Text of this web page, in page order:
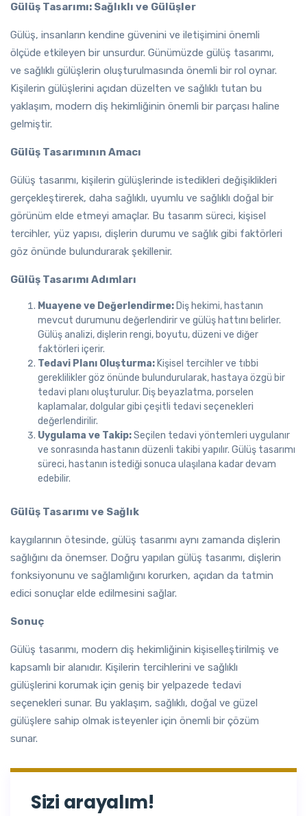
Gülüş Tasarımı: Sağlıklı ve Gülüşler
Gülüş, insanların kendine güvenini ve iletişimini önemli
ölçüde etkileyen bir unsurdur. Günümüzde gülüş tasarımı,
ve sağlıklı gülüşlerin oluşturulmasında önemli bir rol oynar.
Kişilerin gülüşlerini açıdan düzelten ve sağlıklı tutan bu
yaklaşım, modern diş hekimliğinin önemli bir parçası haline
gelmiştir.
Gülüş Tasarımının Amacı
Gülüş tasarımı, kişilerin gülüşlerinde istedikleri değişiklikleri
gerçekleştirerek, daha sağlıklı, uyumlu ve sağlıklı doğal bir
görünüm elde etmeyi amaçlar. Bu tasarım süreci, kişisel
tercihler, yüz yapısı, dişlerin durumu ve sağlık gibi faktörleri
göz önünde bulundurarak şekillenir.
Gülüş Tasarımı Adımları
Muayene ve Değerlendirme: Diş hekimi, hastanın
mevcut durumunu değerlendirir ve gülüş hattını belirler.
Gülüş analizi, dişlerin rengi, boyutu, düzeni ve diğer
faktörleri içerir.
Tedavi Planı Oluşturma: Kişisel tercihler ve tıbbi
gereklilikler göz önünde bulundurularak, hastaya özgü bir
tedavi planı oluşturulur. Diş beyazlatma, porselen
kaplamalar, dolgular gibi çeşitli tedavi seçenekleri
değerlendirilir.
Uygulama ve Takip:Seçilen tedavi yöntemleri uygulanır
ve sonrasında hastanın düzenli takibi yapılır. Gülüş tasarımı
süreci, hastanın istediği sonuca ulaşılana kadar devam
edebilir.
Gülüş Tasarımı ve Sağlık
kaygılarının ötesinde, gülüş tasarımı aynı zamanda dişlerin
sağlığını da önemser. Doğru yapılan gülüş tasarımı, dişlerin
fonksiyonunu ve sağlamlığını korurken, açıdan da tatmin
edici sonuçlar elde edilmesini sağlar.
Sonuç
Gülüş tasarımı, modern diş hekimliğinin kişiselleştirilmiş ve
kapsamlı bir alanıdır. Kişilerin tercihlerini ve sağlıklı
gülüşlerini korumak için geniş bir yelpazede tedavi
seçenekleri sunar. Bu yaklaşım, sağlıklı, doğal ve güzel
gülüşlere sahip olmak isteyenler için önemli bir çözüm
sunar.
Sizi arayalım!